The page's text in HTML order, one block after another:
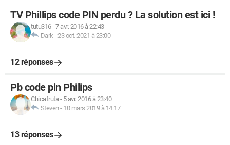
TV Phillips code PIN perdu ? La solution est ici !
tutu316-7 avr. 2016 à 22:43
Dark -23 oct. 2021 à 23:00
12 réponses
Pb code pin Philips
Chicafruta- 5 avr. 2016 à 23:40
Steven- 10 mars 2019 à 14:17
13 réponses